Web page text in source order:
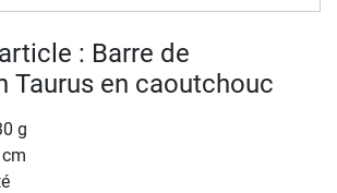
: Barre de
Taurus en caoutchouc
g